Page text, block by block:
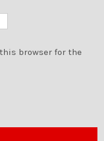
browser for the